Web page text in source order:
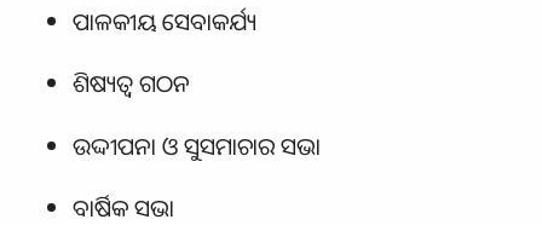
ପାଳକୀୟ ସେବାକର୍ଯ୍ୟ
ଶିଷ୍ୟତ୍ଵ ଗଠନ
ଉଦ୍ଦୀପନା ଓ ସୁସମାଚାର ସଭା
ବାର୍ଷିକ ସଭା